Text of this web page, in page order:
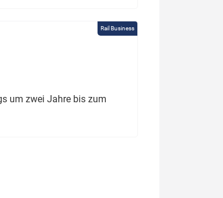
Rail Business
um zwei Jahre bis zum